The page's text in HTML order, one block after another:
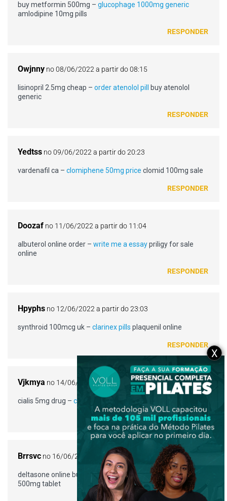
buy metformin 500mg – glucophage 1000mg generic
amlodipine 10mg pills
RESPONDER
Owjnny no 08/06/2022 a partir do 08:15
lisinopril 2.5mg cheap – order atenolol pill
buy atenolol
generic
RESPONDER
Yedtss no 09/06/2022 a partir do 20:23
vardenafil ca – clomiphene 50mg price clomid 100mg sale
RESPONDER
Doozaf no 11/06/2022 a partir do 11:04
albuterol online order – write me a essaypriligy for sale
online
RESPONDER
Hpyphs no 12/06/2022 a partir do 23:03
synthroid 100mcg uk – clarinex pills plaquenil online
RESPONDER
Vjkmya no 14/06/2022 a partir do 10:27
cialis 5mg drug – cialis price
RESPONDER
Brrsvc no 16/06/2022 a partir do 05:25
deltasone online buy – amoxicillin 250mg us amoxicillin
500mg tablet
X